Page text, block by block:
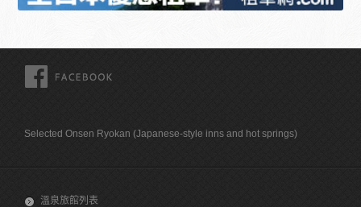
Selected Onsen Ryokan (Japanese-style inns and hot springs)
溫泉旅館列表